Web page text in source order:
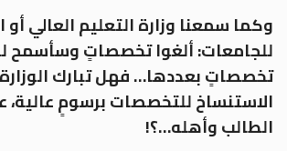
وكما سمعنا وزارة التعليم العالي أو
للجامعات: ألغوا تخصصاتٍ وسأسمح
تخصصاتٍ بعددها… فهل تبارك
الاستنساخ للتخصصات برسومٍ
الطالب وأهله…؟!